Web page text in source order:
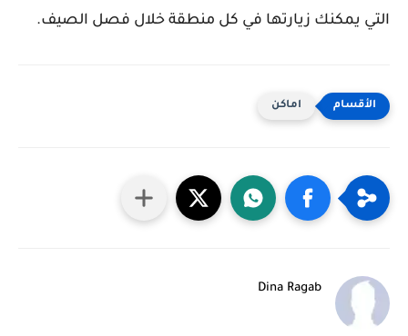
التي يمكنك زيارتها في كل منطقة خلال فصل الصيف.
اماكن
Dina Ragab